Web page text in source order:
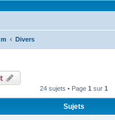
Divers
24 sujets • Page 1 sur 1
Sujets